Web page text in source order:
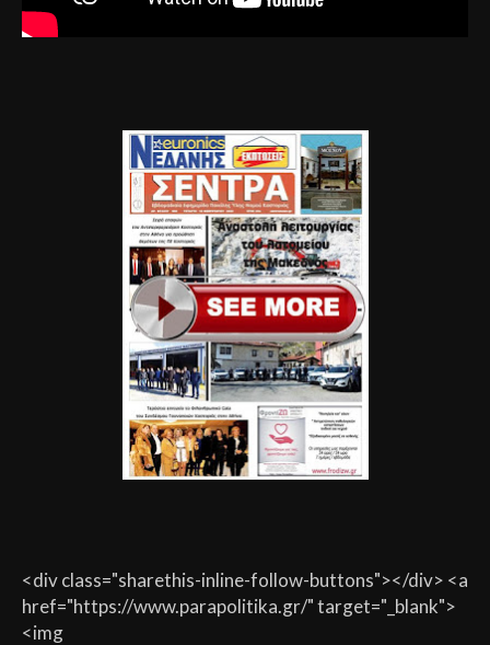
<div class="sharethis-inline-follow-buttons"></div> <a
href="https://www.parapolitika.gr/" target="_blank">
<img